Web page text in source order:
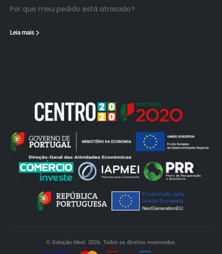
Por que meu pedido está atrasado?
Leia mais
© Solução Ideal. 2026. Todos os direitos reservados.